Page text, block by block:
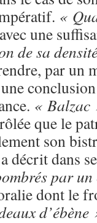
«
une
de sa
par un
conclusion
« Balzac
que le
son
décrit dans
par
dont le
d’ébène